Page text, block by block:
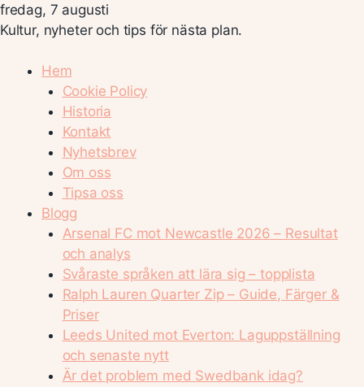
fredag, 7 augusti
Kultur, nyheter och tips för nästa plan.
Hem
Cookie Policy
Historia
Kontakt
Nyhetsbrev
Om oss
Tipsa oss
Blogg
Arsenal FC mot Newcastle 2026 – Resultat
och analys
Svåraste språken att lära sig – topplista
Ralph Lauren Quarter Zip – Guide, Färger &
Priser
Leeds United mot Everton: Laguppställning
och senaste nytt
Är det problem med Swedbank idag?